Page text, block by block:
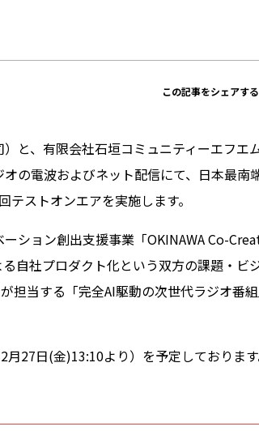
この記事をシェアする
と、有限会社石垣コミュニティーエフ
の電波およびネット配信にて、日本最
ストオンエアを実施します。
ション創出支援事業「OKINAWA Co-
自社プロダクト化という双方の課題・ビ
担当する「完全AI駆動の次世代ラジオ番
27日(金)13:10より）を予定しております